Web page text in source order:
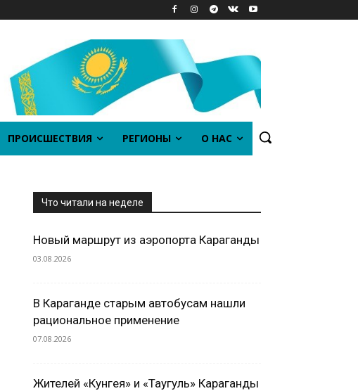
ПРОИСШЕСТВИЯ РЕГИОНЫ О НАС
Что читали на неделе
Новый маршрут из аэропорта Караганды
03.08.2026
В Караганде старым автобусам нашли
рациональное применение
07.08.2026
Жителей «Кунгея» и «Таугуль» Караганды